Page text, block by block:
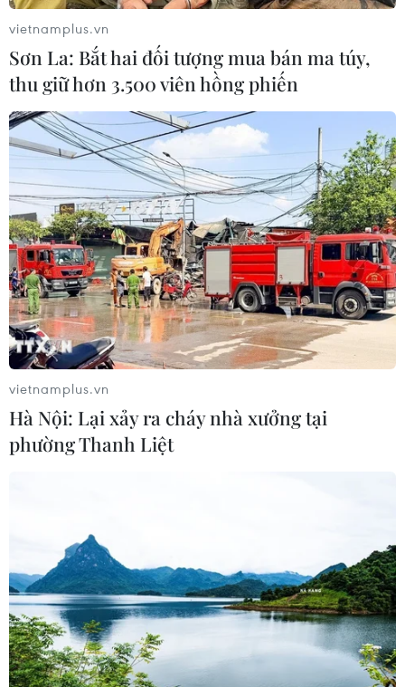
xuất khẩu, do đó các doanh nghiệp cần tận dụng
nhanh cơ hội để đẩy mạnh xuất khẩu.
Thúc đẩy mạnh mẽ quan hệ giữa Quốc hội
hai nước Canada và Việt Nam
05/04/2019 02:14
Trong các ngày 1-4/4, đoàn công tác của Ủy ban về các
vietnamplus.vn
Sơn La: Bắt hai đối tượng mua bán ma túy,
thu giữ hơn 3.500 viên hồng phiến
vietnamplus.vn
Hà Nội: Lại xảy ra cháy nhà xưởng tại
phường Thanh Liệt